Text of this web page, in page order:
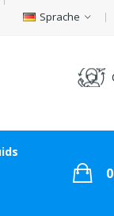
Sprache